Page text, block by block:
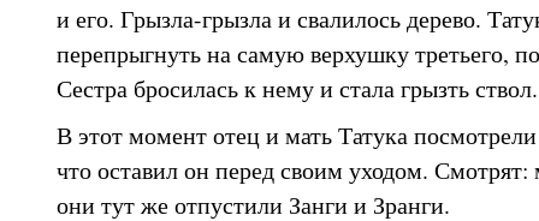
и его. Грызла-грызла и свалилось дерево.
перепрыгнуть на самую верхушку третьего,
Сестра бросилась к нему и стала грызть ствол.
В этот момент отец и мать Татука
что оставил он перед своим уходом.
они тут же отпустили Занги и Зранги.